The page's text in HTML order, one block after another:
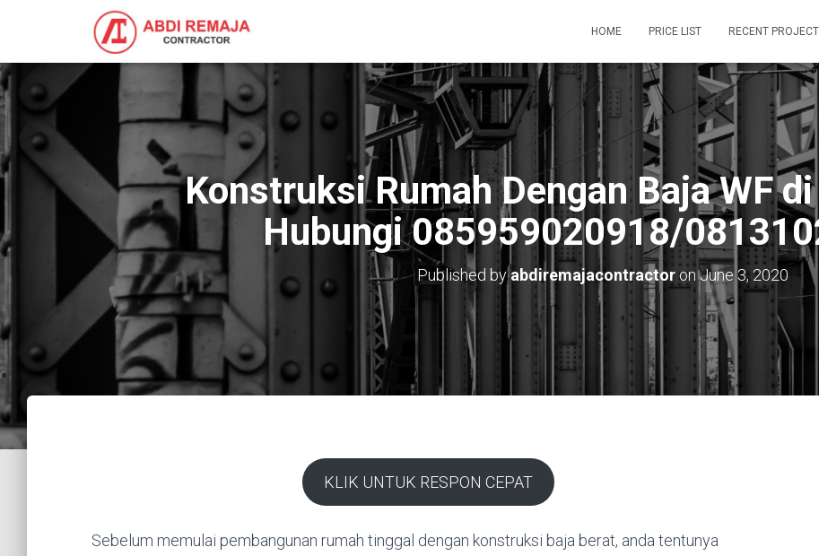
HOME PRICE LIST RECENT PROJECT
Konstruksi Rumah Dengan Baja WF
Hubungi 085959020918/
Published byabdiremajacontractoronJune 3, 2020
KLIK UNTUK RESPON CEPAT
Sebelum memulai pembangunan rumah tinggal dengan konstruksi baja berat, anda tentunya